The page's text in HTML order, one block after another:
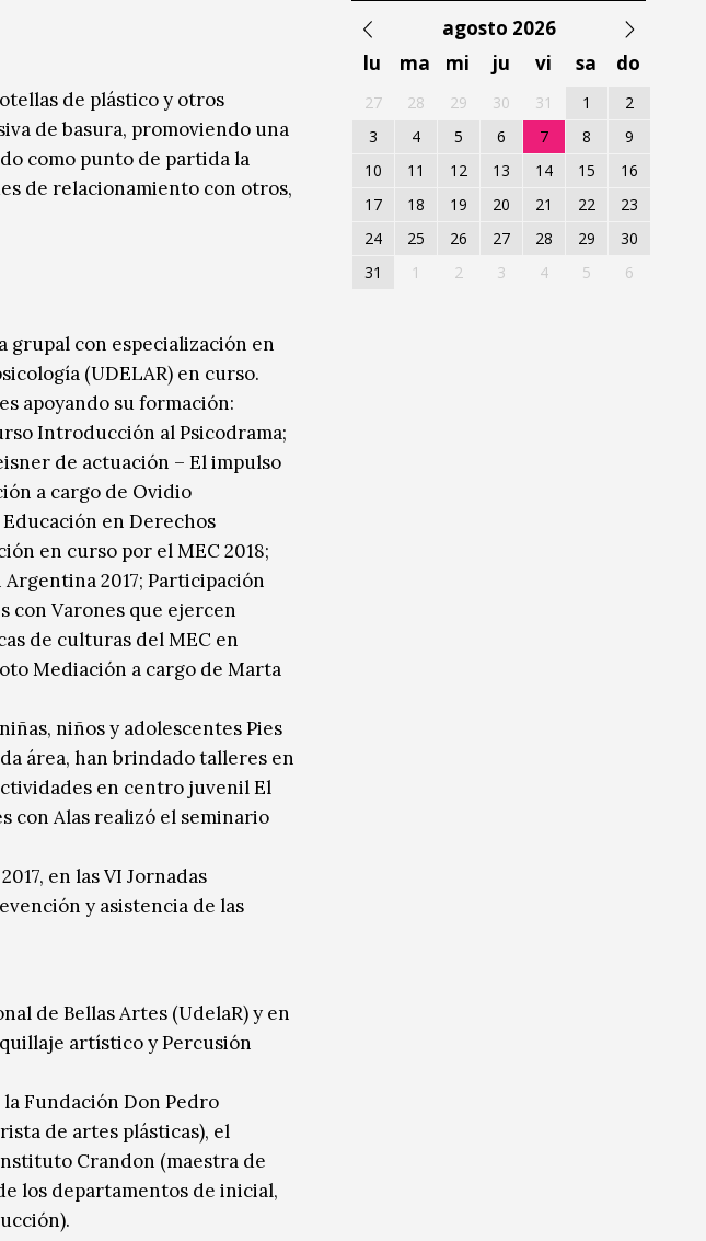
de plástico y otros
de basura, promoviendo una
como punto de partida la
de relacionamiento con otros,
grupal con especialización en
(UDELAR) en curso.
apoyando su formación:
Introducción al Psicodrama;
de actuación – El impulso
a cargo de Ovidio
en Derechos
en curso por el MEC 2018;
2017; Participación
con Varones que ejercen
de culturas del MEC en
Mediación a cargo de Marta
niños y adolescentes Pies
área, han brindado talleres en
en centro juvenil El
con Alas realizó el seminario
en las VI Jornadas
y asistencia de las
de Bellas Artes (UdelaR) y en
artístico y Percusión
Fundación Don Pedro
de artes plásticas), el
Crandon (maestra de
los departamentos de inicial,
agosto 2026
lu
ma mi ju vi sa do
27 28 29 30 31 1
2
3
4 5 6 7 8
9
10
11 12 13 14 15
16
17
18 19 20 21 22
23
24
25 26 27 28 29
30
31
1 2 3 4 5 6